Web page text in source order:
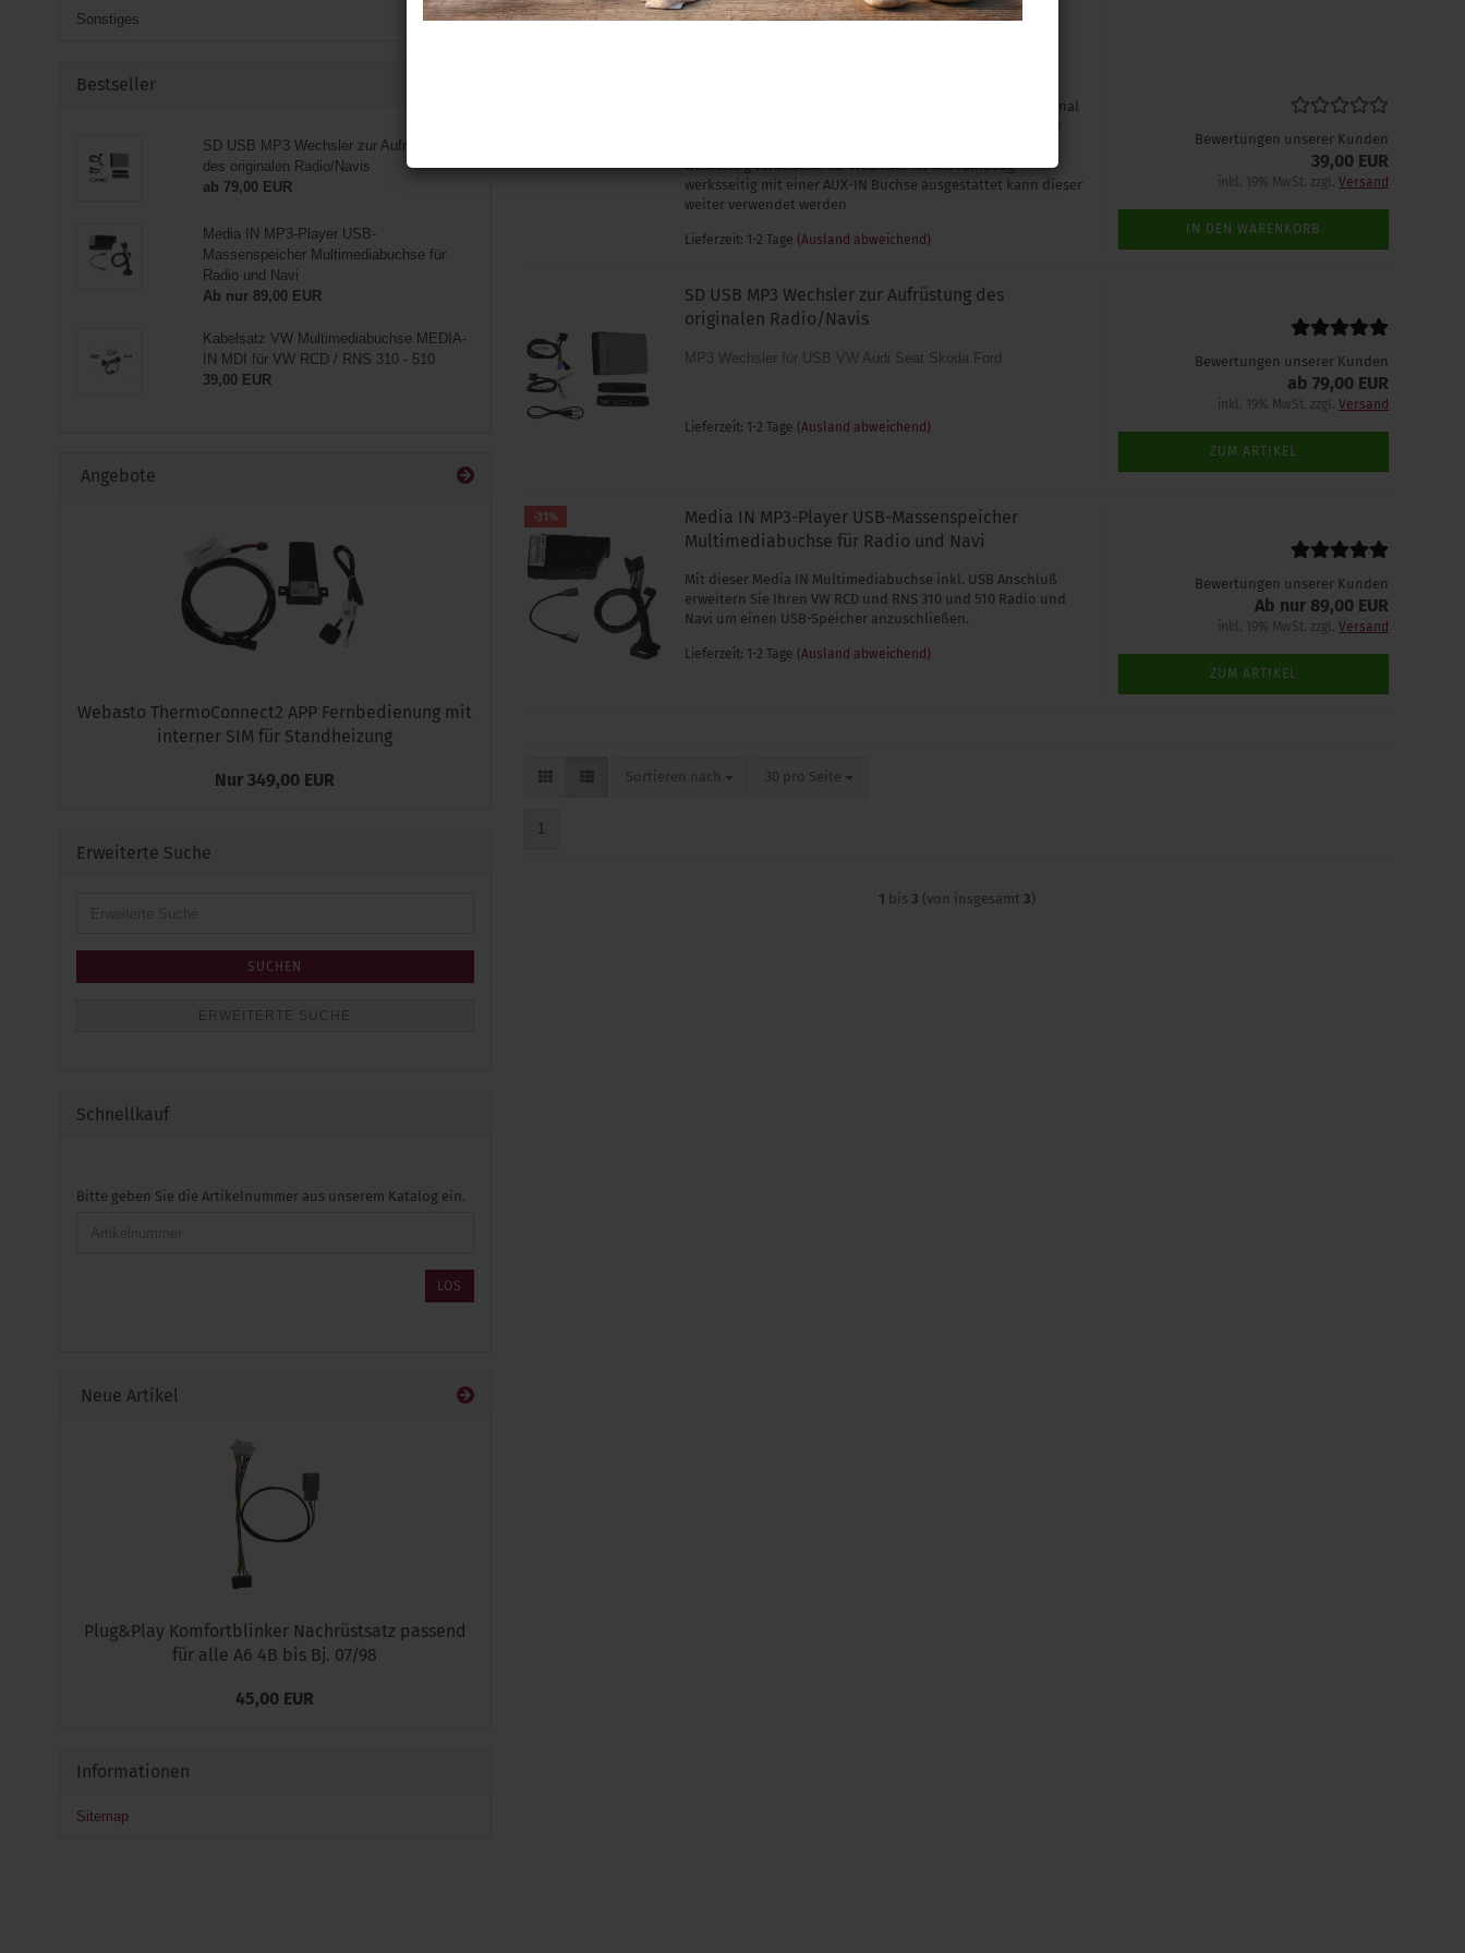
VW RCD / RNS 310 - 510
Zusätzlich werden folgende Komponenten benötigt: Original
MDI Steuergerät Adapterleitung abhängig von Datenträger
werkseitig verbautem CD-Wechsler Ist das Fahrzeug
werksseitig mit einer AUX-IN Buchse ausgestattet kann dieser
weiter verwendet werden
Lieferzeit: 1-2 Tage (Ausland abweichend)
Bewertungen unserer Kunden
39,00 EUR
inkl. 19% MwSt. zzgl. Versand
IN DEN WARENKORB
SD USB MP3 Wechsler zur Aufrüstung des
originalen Radio/Navis
MP3 Wechsler für USB VW Audi Seat Skoda Ford
Lieferzeit: 1-2 Tage (Ausland abweichend)
Bewertungen unserer Kunden
ab 79,00 EUR
inkl. 19% MwSt. zzgl. Versand
ZUM ARTIKEL
-31%
Media IN MP3-Player USB-Massenspeicher
Multimediabuchse für Radio und Navi
Mit dieser Media IN Multimediabuchse inkl. USB Anschluß
erweitern Sie Ihren VW RCD und RNS 310 und 510 Radio und
Navi um einen USB-Speicher anzuschließen.
Lieferzeit: 1-2 Tage (Ausland abweichend)
Bewertungen unserer Kunden
Ab nur 89,00 EUR
inkl. 19% MwSt. zzgl. Versand
ZUM ARTIKEL
Sortieren nach
Sortieren nach 30 pro Seite
pro Seite
1
1 bis 3 (von insgesamt 3)
Sonstiges
Bestseller
SD USB MP3 Wechsler zur Aufrüstung
des originalen Radio/Navis
ab 79,00 EUR
Media IN MP3-Player USB-
Massenspeicher Multimediabuchse für
Radio und Navi
Ab nur 89,00 EUR
Kabelsatz VW Multimediabuchse MEDIA-
IN MDI für VW RCD / RNS 310 - 510
39,00 EUR
Angebote
Webasto ThermoConnect2 APP Fernbedienung mit
interner SIM für Standheizung
Nur 349,00 EUR
Erweiterte Suche
SUCHEN
ERWEITERTE SUCHE
Schnellkauf
BITTE
Bitte geben Sie die Artikelnummer aus unserem Katalog ein.
LOS
Neue Artikel
Plug&Play Komfortblinker Nachrüstsatz passend
für alle A6 4B bis Bj. 07/98
45,00 EUR
Informationen
Sitemap